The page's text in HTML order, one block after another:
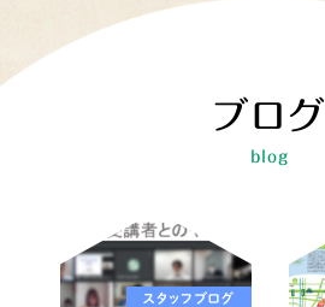
ブログ
blog
スタッフブログ